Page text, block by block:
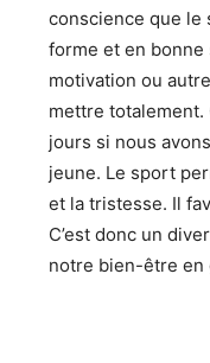
conscience que le
forme et en bonne
motivation ou
mettre totalement.
jours si nous
jeune. Le sport
et la tristesse. Il
C’est donc un
notre bien-être en